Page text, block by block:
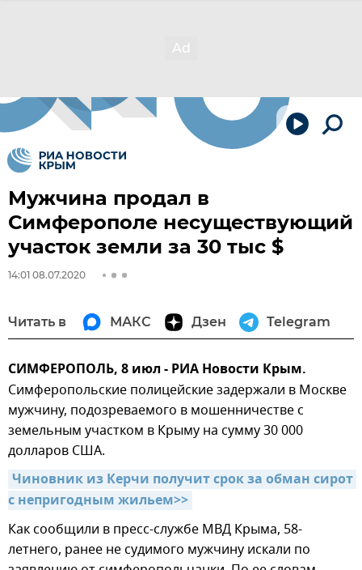
Мужчина продал в
Симферополе несуществующий
участок земли за 30 тыс $
14:01 08.07.2020
Читать в МАКС Дзен Telegram
СИМФЕРОПОЛЬ, 8 июл - РИА Новости Крым.
Симферопольские полицейские задержали в Москве
мужчину, подозреваемого в мошенничестве с
земельным участком в Крыму на сумму 30 000
долларов США.
Чиновник из Керчи получит срок за обман сирот
с непригодным жильем>>
Как сообщили в пресс-службе МВД Крыма, 58-
летнего, ранее не судимого мужчину искали по